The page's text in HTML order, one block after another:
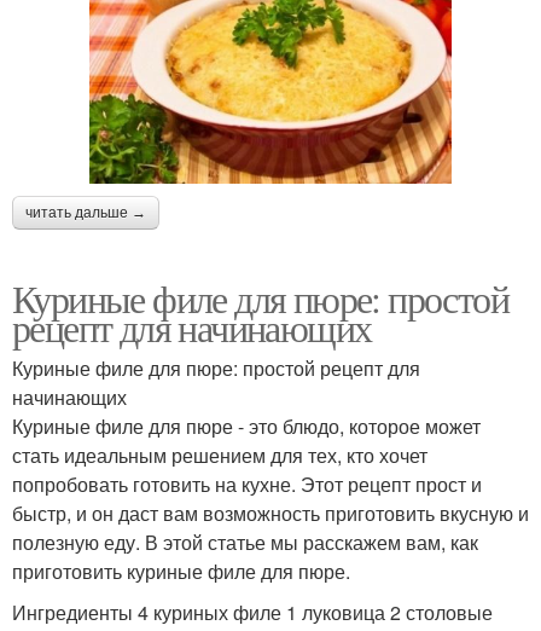
читать дальше →
Куриные филе для пюре: простой
рецепт для начинающих
Куриные филе для пюре: простой рецепт для
начинающих
Куриные филе для пюре - это блюдо, которое может
стать идеальным решением для тех, кто хочет
попробовать готовить на кухне. Этот рецепт прост и
быстр, и он даст вам возможность приготовить вкусную и
полезную еду. В этой статье мы расскажем вам, как
приготовить куриные филе для пюре.
Ингредиенты 4 куриных филе 1 луковица 2 столовые